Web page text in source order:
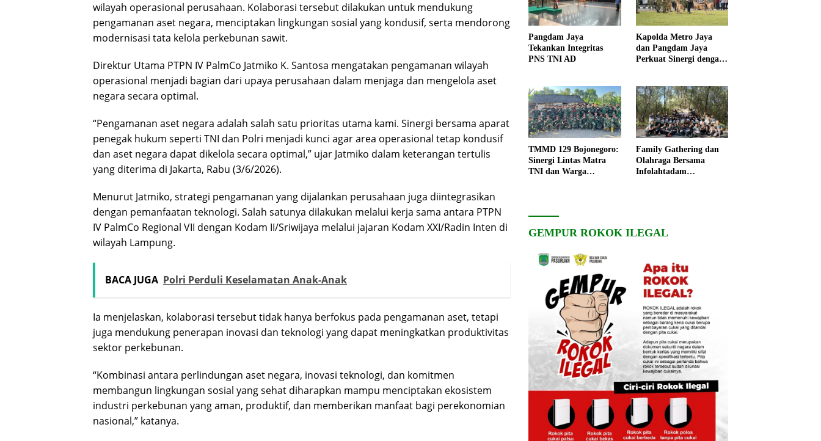
wilayah operasional perusahaan. Kolaborasi tersebut dilakukan untuk mendukung
pengamanan aset negara, menciptakan lingkungan sosial yang kondusif, serta mendorong
modernisasi tata kelola perkebunan sawit.
Direktur Utama PTPN IV PalmCo Jatmiko K. Santosa mengatakan pengamanan wilayah
operasional menjadi bagian dari upaya perusahaan dalam menjaga dan mengelola aset
negara secara optimal.
“Pengamanan aset negara adalah salah satu prioritas utama kami. Sinergi bersama aparat
penegak hukum seperti TNI dan Polri menjadi kunci agar area operasional tetap kondusif
dan aset negara dapat dikelola secara optimal,” ujar Jatmiko dalam keterangan tertulis
yang diterima di Jakarta, Rabu (3/6/2026).
Menurut Jatmiko, strategi pengamanan yang dijalankan perusahaan juga diintegrasikan
dengan pemanfaatan teknologi. Salah satunya dilakukan melalui kerja sama antara PTPN
IV PalmCo Regional VII dengan Kodam II/Sriwijaya melalui jajaran Kodam XXI/Radin Inten di
wilayah Lampung.
BACA JUGA Polri Perduli Keselamatan Anak-Anak
Ia menjelaskan, kolaborasi tersebut tidak hanya berfokus pada pengamanan aset, tetapi
juga mendukung penerapan inovasi dan teknologi yang dapat meningkatkan produktivitas
sektor perkebunan.
“Kombinasi antara perlindungan aset negara, inovasi teknologi, dan komitmen
membangun lingkungan sosial yang sehat diharapkan mampu menciptakan ekosistem
industri perkebunan yang aman, produktif, dan memberikan manfaat bagi perekonomian
nasional,” katanya.
Pangdam Jaya
Tekankan Integritas
PNS TNI AD
Kapolda Metro Jaya
dan Pangdam Jaya
Perkuat Sinergi dengan
TMMD 129 Bojonegoro:
Sinergi Lintas Matra
TNI dan Warga
Family Gathering dan
Olahraga Bersama
Infolahtadam
GEMPUR ROKOK ILEGAL